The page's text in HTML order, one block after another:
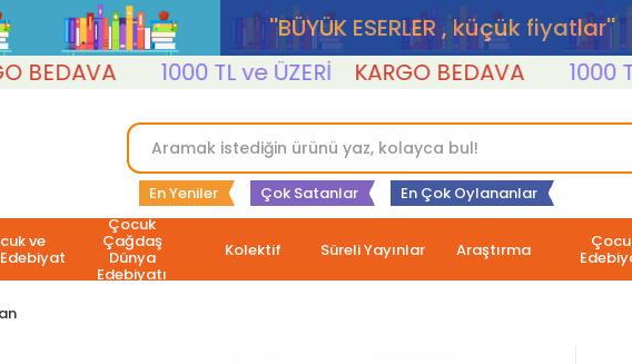
''BÜYÜK ESERLER , küçük fiyatlar''
1000 TL ve ÜZERİ KARGO BEDAVA 1000 TL
En Yeniler Çok Satanlar En Çok Oylananlar
ve
Çocuk
Çağdaş
Dünya
Edebiyatı
Kolektif Süreli Yayınlar Araştırma